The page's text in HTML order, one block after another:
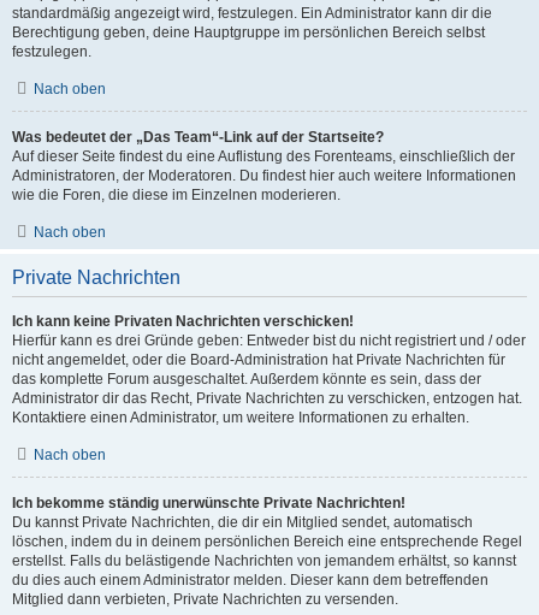
standardmäßig angezeigt wird, festzulegen. Ein Administrator kann dir die
Berechtigung geben, deine Hauptgruppe im persönlichen Bereich selbst
festzulegen.
Nach oben
Was bedeutet der „Das Team“-Link auf der Startseite?
Auf dieser Seite findest du eine Auflistung des Forenteams, einschließlich der
Administratoren, der Moderatoren. Du findest hier auch weitere Informationen
wie die Foren, die diese im Einzelnen moderieren.
Nach oben
Private Nachrichten
Ich kann keine Privaten Nachrichten verschicken!
Hierfür kann es drei Gründe geben: Entweder bist du nicht registriert und / oder
nicht angemeldet, oder die Board-Administration hat Private Nachrichten für
das komplette Forum ausgeschaltet. Außerdem könnte es sein, dass der
Administrator dir das Recht, Private Nachrichten zu verschicken, entzogen hat.
Kontaktiere einen Administrator, um weitere Informationen zu erhalten.
Nach oben
Ich bekomme ständig unerwünschte Private Nachrichten!
Du kannst Private Nachrichten, die dir ein Mitglied sendet, automatisch
löschen, indem du in deinem persönlichen Bereich eine entsprechende Regel
erstellst. Falls du belästigende Nachrichten von jemandem erhältst, so kannst
du dies auch einem Administrator melden. Dieser kann dem betreffenden
Mitglied dann verbieten, Private Nachrichten zu versenden.